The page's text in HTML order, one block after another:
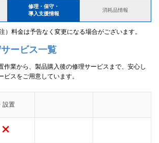
修理・保守・
導入支援情報
消耗品情報
注）料金は予告なく変更になる場合がございます。
ービス一覧
作業から、製品購入後の修理サービスまで、安心し
スをご用意しています。
設置